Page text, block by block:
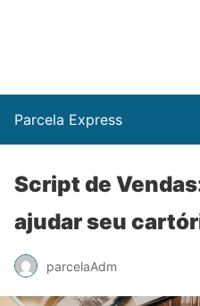
Parcela Express
Script de
ajudar seu
parcelaAdm